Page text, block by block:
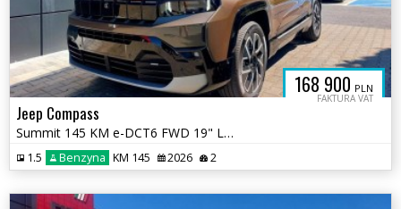
168 900 PLN
FAKTURA VAT
Jeep Compass
Summit 145 KM e-DCT6 FWD 19" LED Matrix Kamera 360 ADAS
1.5 Benzyna KM 145 2026 2